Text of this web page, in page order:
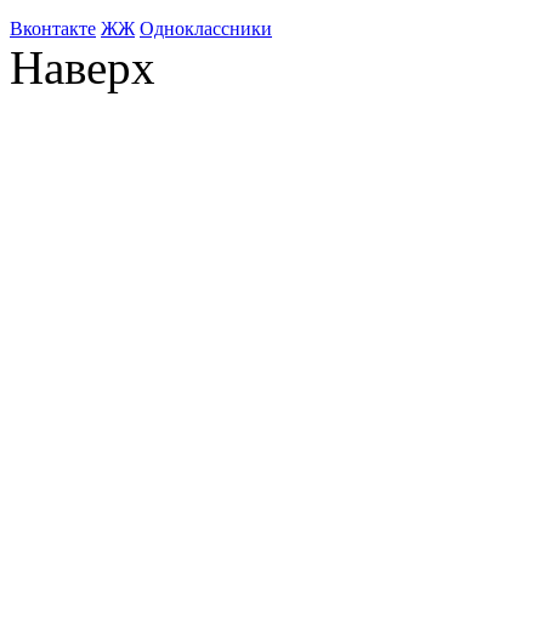
Bконтакте ЖЖ Одноклассники
Наверх